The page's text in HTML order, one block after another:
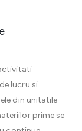
lucru si
din unitatile
prime se